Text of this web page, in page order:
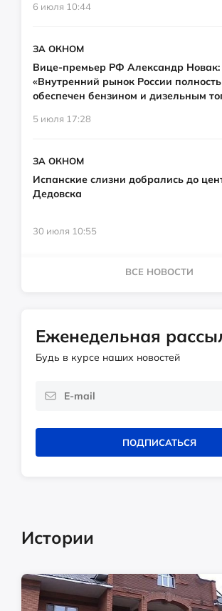
6 июля 10:44
ЗА ОКНОМ
Вице-премьер РФ Александр Новак:
«Внутренний рынок России
обеспечен бензином и дизельным
5 июля 17:28
ЗА ОКНОМ
Испанские слизни добрались до
Дедовска
30 июля 10:55
ВСЕ НОВОСТИ
Еженедельная
Будь в курсе наших новостей
ПОДПИСАТЬСЯ
Истории